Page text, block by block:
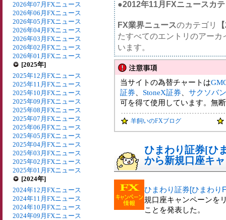
2026年07月FXニュース
2026年06月FXニュース
2026年05月FXニュース
2026年04月FXニュース
2026年03月FXニュース
2026年02月FXニュース
2026年01月FXニュース
[2025年]
2025年12月FXニュース
2025年11月FXニュース
2025年10月FXニュース
2025年09月FXニュース
2025年08月FXニュース
2025年07月FXニュース
2025年06月FXニュース
2025年05月FXニュース
2025年04月FXニュース
2025年03月FXニュース
2025年02月FXニュース
2025年01月FXニュース
[2024年]
2024年12月FXニュース
2024年11月FXニュース
2024年10月FXニュース
2024年09月FXニュース
●2012年11月FXニュースカ
FX業界ニュースのカテゴリ
たすべてのエントリのアー
います。
当サイトの為替チャートは
証券
StoneX証券
サクソバ
可を得て使用しています。無
羊飼いのFXブログ
ひまわり証券[ひ
から新規口座キ
ひまわり証券[ひまわり
規口座キャンペーンを
ことを発表した。